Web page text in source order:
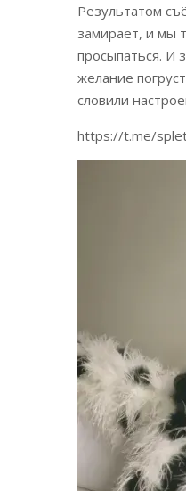
Результатом
замирает, и мы
просыпаться. И
желание
словили
https://t.me/